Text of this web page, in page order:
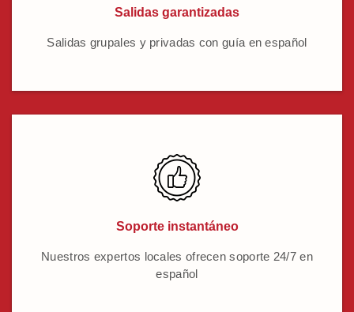
Salidas garantizadas
Salidas grupales y privadas con guía en español
Soporte instantáneo
Nuestros expertos locales ofrecen soporte 24/7 en
español